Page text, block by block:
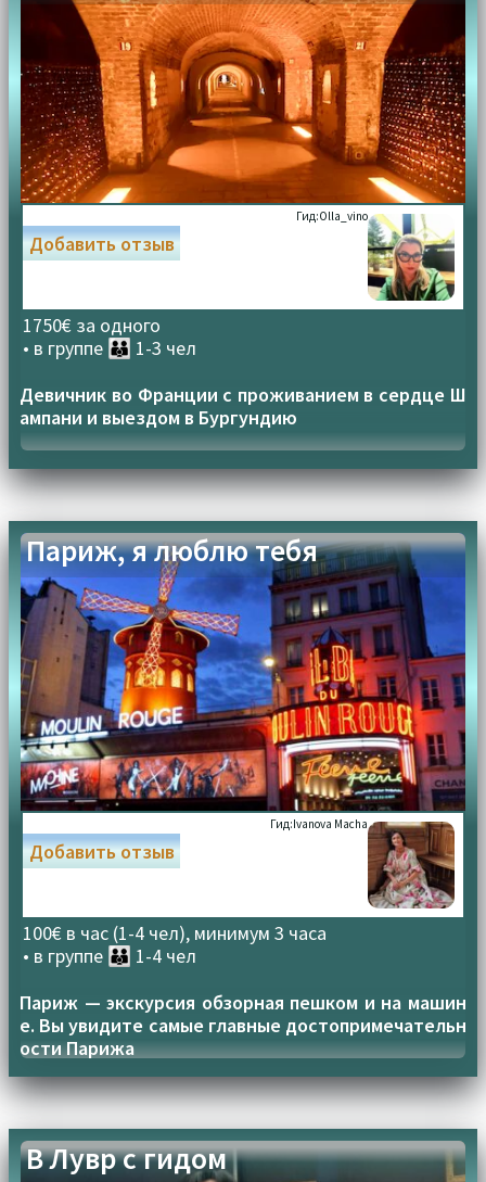
Гид:Olla_vino
1750€ за одного
• в группе 👪 1-3 чел
Добавить отзыв
Девичник во Франции с проживанием в сердце Ш
ампани и выездом в Бургундию
Париж, я люблю тебя
Гид:Ivanova Macha
100€ в час (1-4 чел), минимум 3 часа
• в группе 👪 1-4 чел
Добавить отзыв
Париж — экскурсия обзорная пешком и на машин
е. Вы увидите самые главные достопримечательн
ости Парижа
В Лувр с гидом